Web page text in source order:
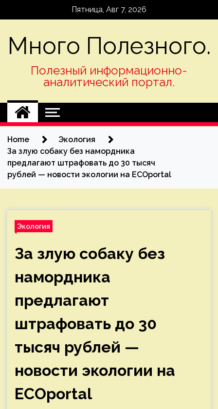
Пятница, Авг 7, 2026
Много Полезного.
Полезный информационно-
аналитический портал.
Home
Экология
За злую собаку без намордника
предлагают штрафовать до 30 тысяч
рублей — новости экологии на ECOportal
Экология
За злую собаку без
намордника
предлагают
штрафовать до 30
тысяч рублей —
новости экологии на
ECOportal